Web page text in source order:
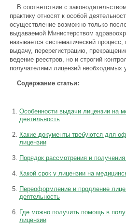
В соответствии с
практику относят к особой
осуществление возможно только
выдаваемой Министерством
называется систематический
выдачу, перерегистрацию,
ведение реестров, но и строгий
получателями лицензий необходимых
Содержание статьи:
Особенности выдачи лицензии на
деятельность
Какие документы требуются для
лицензии
Порядок рассмотрения и
Какой срок у лицензии на
Переоформление и продление
деятельность
Где можно получить помощь в
лицензии